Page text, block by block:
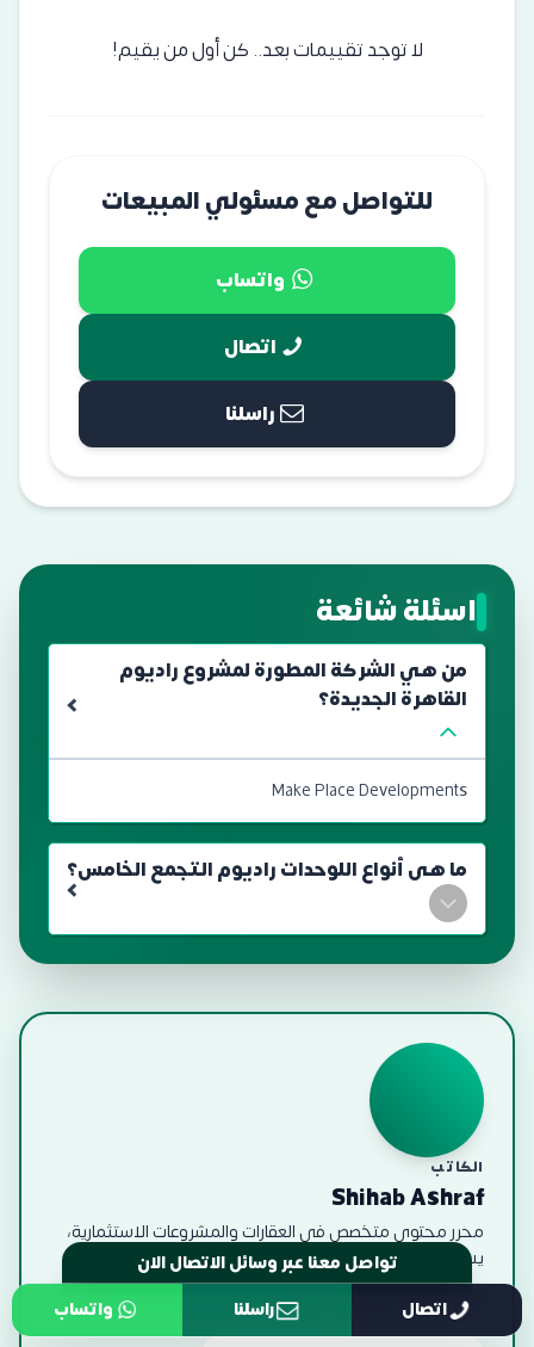
لا توجد تقييمات بعد.. كن أول من يقيم!
للتواصل مع مسئولي المبيعات
واتساب
اتصال
راسلنا
اسئلة شائعة
من هي الشركة المطورة لمشروع راديوم
القاهرة الجديدة؟
Make Place Developments
ما هى أنواع اللوحدات راديوم التجمع الخامس؟
الكاتب
Shihab Ashraf
محرر محتوى متخصص في العقارات والمشروعات الاستثمارية،
يسعى دائماً لتقديم أفضل وأدق المعلومات للعملاء.
01003847187تواصل معنا عبر وسائل الاتصال الان اتصال راسلنا واتساب